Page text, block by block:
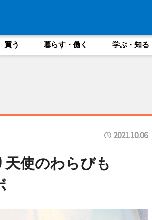
買う 暮らす・働く 学ぶ・知る
2021.10.06
使のわらびも